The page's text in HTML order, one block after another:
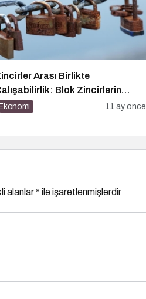
Arası Birlikte
Blok Zincirlerin
Ekonomi 11 ay önce
alanlar* ile işaretlenmişlerdir